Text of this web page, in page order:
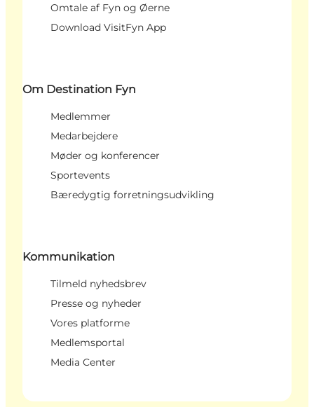
Omtale af Fyn og Øerne
Download VisitFyn App
Om Destination Fyn
Medlemmer
Medarbejdere
Møder og konferencer
Sportevents
Bæredygtig forretningsudvikling
Kommunikation
Tilmeld nyhedsbrev
Presse og nyheder
Vores platforme
Medlemsportal
Media Center